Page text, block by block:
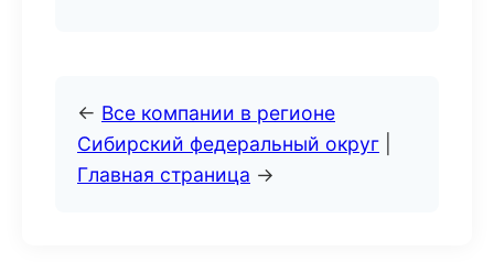
← Все компании в регионе
Сибирский федеральный округ
Главная страница →